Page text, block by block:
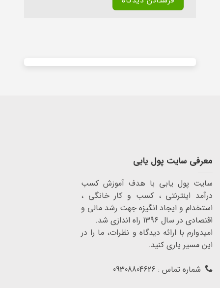
معرفی سایت پول یابی
سایت پول یابی با هدف آموزش کسب
درآمد اینترنتی ، کسب و کار خانگی ،
استخدام و ایجاد انگیزه جهت رشد مالی و
اقتصادی در سال 1396 راه اندازی شد.
امیدوارم با ارائه دیدگاه و نظرات، ما را در
این مسیر یاری کنید.
شماره تماس : 09308804626